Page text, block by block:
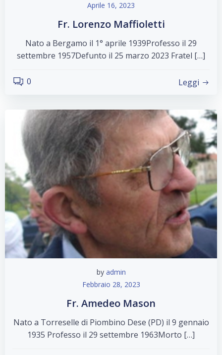
Aprile 16, 2023
Fr. Lorenzo Maffioletti
Nato a Bergamo il 1° aprile 1939Professo il 29
settembre 1957Defunto il 25 marzo 2023 Fratel […]
0 Leggi
by admin
Febbraio 28, 2023
Fr. Amedeo Mason
Nato a Torreselle di Piombino Dese (PD) il 9 gennaio
1935 Professo il 29 settembre 1963Morto […]